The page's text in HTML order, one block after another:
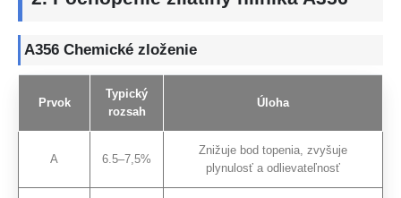
A356 Chemické zloženie
Prvok
Typický
rozsah
Úloha
A 6.5–7,5%
Znižuje bod topenia, zvyšuje
plynulosť a odlievateľnosť